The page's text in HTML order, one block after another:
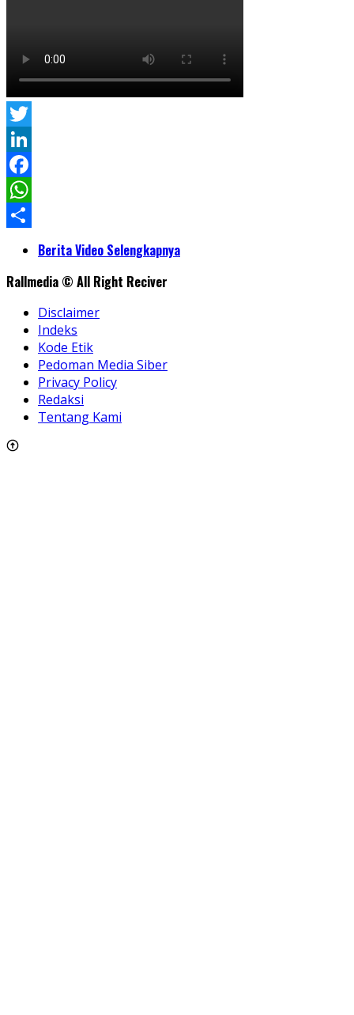
Twitter
LinkedIn
Facebook
WhatsApp
ShareBerita Video Selengkapnya
Rallmedia © All Right Reciver
Disclaimer
Indeks
Kode Etik
Pedoman Media Siber
Privacy Policy
Redaksi
Tentang Kami